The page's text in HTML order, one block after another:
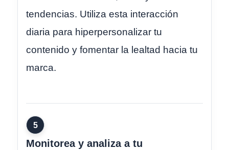
tendencias. Utiliza esta interacción
diaria para hiperpersonalizar tu
contenido y fomentar la lealtad hacia tu
marca.
5
Monitorea y analiza a tu